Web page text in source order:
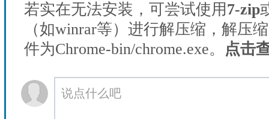
若实在无法安装，可尝试使用7-zip
（如winrar等）进行解压缩，解压
件为Chrome-bin/chrome.exe。
点击
说点什么吧